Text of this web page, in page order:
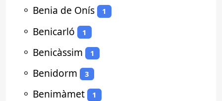
⚬ Benia de Onís 1
⚬ Benicarló 1
⚬ Benicàssim 1
⚬ Benidorm 3
⚬ Benimàmet 1